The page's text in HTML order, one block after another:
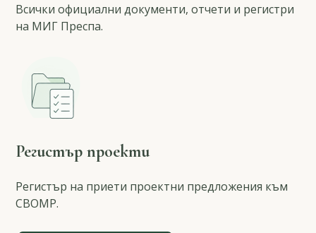
Всички официални документи, отчети и регистри
на МИГ Преспа.
Регистър проекти
Регистър на приети проектни предложения към
СВОМР.